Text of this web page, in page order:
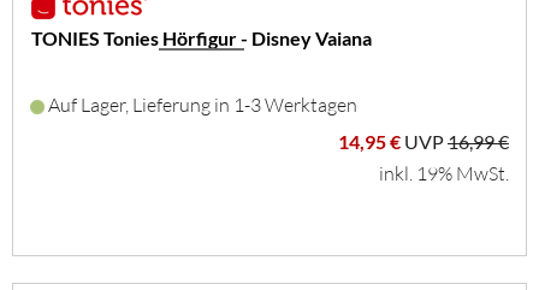
TONIES Tonies Hörfigur - Disney Vaiana
Auf Lager, Lieferung in 1-3 Werktagen
14,95 € UVP16,99 €
inkl. 19% MwSt.